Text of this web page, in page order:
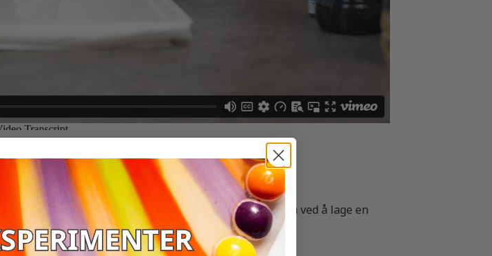
har mange væsker på kjøkkenet som du kan forske på ved å lage en